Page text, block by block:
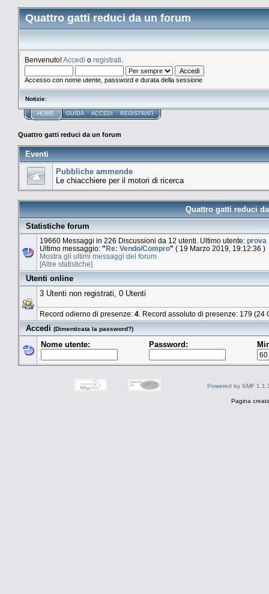
Quattro gatti reduci da un forum
Benvenuto!Accedi o registrati
Accesso con nome utente, password e durata della sessione
Notizie:
HOME GUIDA ACCEDI REGISTRATI
Quattro gatti reduci da un forum
Eventi
Pubbliche ammende
Le chiacchiere per il motori di ricerca
Quattro gatti reduci
Statistiche forum
19660 Messaggi in 226 Discussioni da 12 utenti. Ultimo utente: prova
Ultimo messaggio: "Re: Vendo/Compro" ( 19 Marzo 2019, 19:12:36 )
Mostra gli ultimi messaggi del forum.
[Altre statistiche]
Utenti online
3 Utenti non registrati, 0 Utenti
Record odierno di presenze: 4 . Record assoluto di presenze: 179
Accedi (Dimenticata la password?)
Nome utente: Password:
Powered by SMF
Pagina